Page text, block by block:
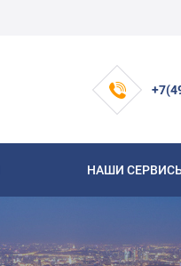
НАШИ